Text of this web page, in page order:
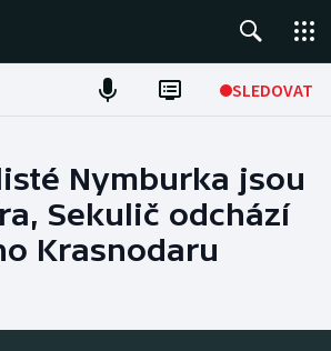
SLEDOVAT
Nymburka jsou
Sekulič odchází
Krasnodaru